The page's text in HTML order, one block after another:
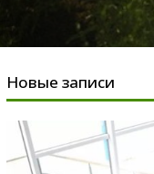
Новые записи